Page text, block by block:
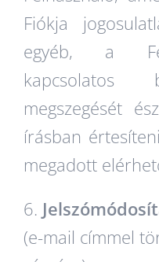
Fiókja
egyéb, a
kapcsolatos
megszegését
írásban
megadott
6.
(e-mail címmel